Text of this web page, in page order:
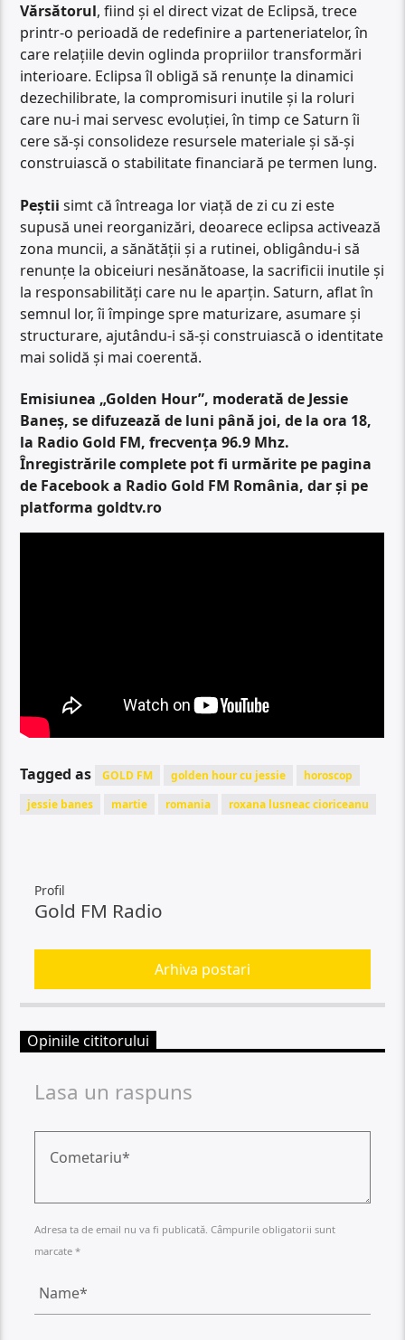
Vărsătorul, fiind și el direct vizat de Eclipsă, trece
printr-o perioadă de redefinire a parteneriatelor, în
care relațiile devin oglinda propriilor transformări
interioare. Eclipsa îl obligă să renunțe la dinamici
dezechilibrate, la compromisuri inutile și la roluri
care nu-i mai servesc evoluției, în timp ce Saturn îi
cere să-și consolideze resursele materiale și să-și
construiască o stabilitate financiară pe termen lung.
Peștii simt că întreaga lor viață de zi cu zi este
supusă unei reorganizări, deoarece eclipsa activează
zona muncii, a sănătății și a rutinei, obligându-i să
renunțe la obiceiuri nesănătoase, la sacrificii inutile și
la responsabilități care nu le aparțin. Saturn, aflat în
semnul lor, îi împinge spre maturizare, asumare și
structurare, ajutându-i să-și construiască o identitate
mai solidă și mai coerentă.
Emisiunea „Golden Hour”, moderată de Jessie
Baneș, se difuzează de luni până joi, de la ora 18,
la Radio Gold FM, frecvența 96.9 Mhz.
Înregistrările complete pot fi urmărite pe pagina
de Facebook a Radio Gold FM România, dar și pe
platforma goldtv.ro
Tagged as GOLD FM golden hour cu jessie
horoscop
jessie banes
martie romania roxana lusneac cioriceanu
Profil
Gold FM Radio
Arhiva postari
Opiniile cititorului
Lasa un raspuns
Adresa ta de email nu va fi publicată. Câmpurile obligatorii sunt
marcate *